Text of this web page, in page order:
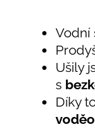
Vodní
Ušily
s
Díky